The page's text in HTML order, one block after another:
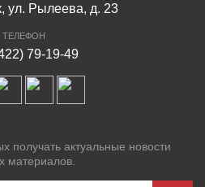
ул. Рылеева, д. 23
ТЕЛЕФОН
79-19-49
получать актуальные новости
материалов.